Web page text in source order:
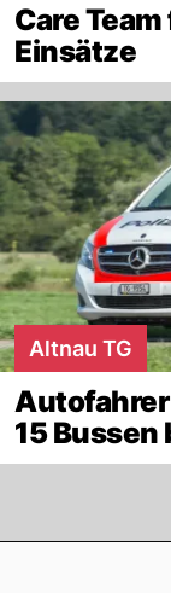
Care
Einsätze
Altnau TG
15